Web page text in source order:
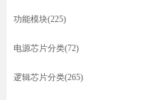
功能模块(225)
电源芯片分类(72)
逻辑芯片分类(265)